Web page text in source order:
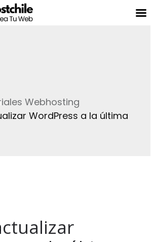
Webhosting
WordPress a la última